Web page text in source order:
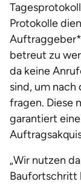
Protokolle
betreut zu
da keine
sind, um nach
fragen. Diese
garantiert
„Wir nutzen
Baufortschritt